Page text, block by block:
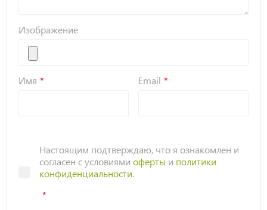
Изображение
Имя Email
Настоящим подтверждаю, что я ознакомлен и
согласен с условиями оферты и политики
конфиденциальности.